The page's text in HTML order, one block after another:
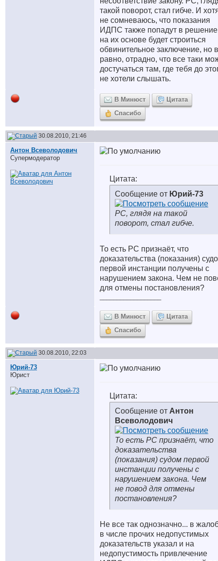
такой поворот, стал гибче. И
не сомневаюсь, что показания
ИДПС также попадут в
на их основе будет строиться
обвинительное заключение, но
равно, отрадно, что все таки
достучаться там, где тебя до
не хотели слышать.
В Минюст
Цитата
Спасибо
30.08.2010, 21:46
Антон Всеволодович
Супермодератор
Цитата:
Сообщение от Юрий-73
РС, глядя на такой
поворот, стал гибче.
То есть РС признаёт, что
доказательства (показания)
первой инстанции получены с
нарушением закона. Чем не
для отмены постановления?
В Минюст
Цитата
Спасибо
30.08.2010, 22:03
Юрий-73
Юрист
Цитата:
Сообщение от Антон
Всеволодович
То есть РС признаёт, что
доказательства
(показания) судом первой
инстанции получены с
нарушением закона. Чем
не повод для отмены
постановления?
Не все так однозначно... в
в числе прочих недопустимых
доказательств указал и на
недопустимость привлечение